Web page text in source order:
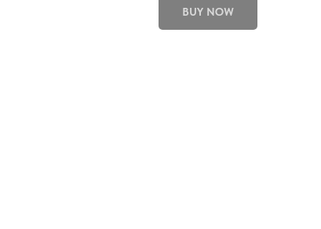
BUY NOW